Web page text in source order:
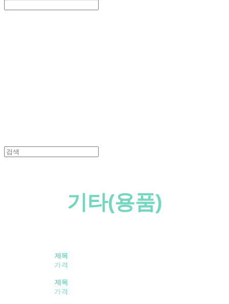
기타(용품)
제목
가격
제목
가격